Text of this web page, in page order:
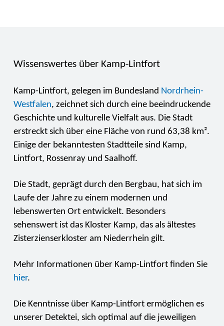
Wissenswertes über Kamp-Lintfort
Kamp-Lintfort, gelegen im Bundesland Nordrhein-
Westfalen, zeichnet sich durch eine beeindruckende
Geschichte und kulturelle Vielfalt aus. Die Stadt
erstreckt sich über eine Fläche von rund 63,38 km².
Einige der bekanntesten Stadtteile sind Kamp,
Lintfort, Rossenray und Saalhoff.
Die Stadt, geprägt durch den Bergbau, hat sich im
Laufe der Jahre zu einem modernen und
lebenswerten Ort entwickelt. Besonders
sehenswert ist das Kloster Kamp, das als ältestes
Zisterzienserkloster am Niederrhein gilt.
Mehr Informationen über Kamp-Lintfort finden Sie
hier.
Die Kenntnisse über Kamp-Lintfort ermöglichen es
unserer Detektei, sich optimal auf die jeweiligen